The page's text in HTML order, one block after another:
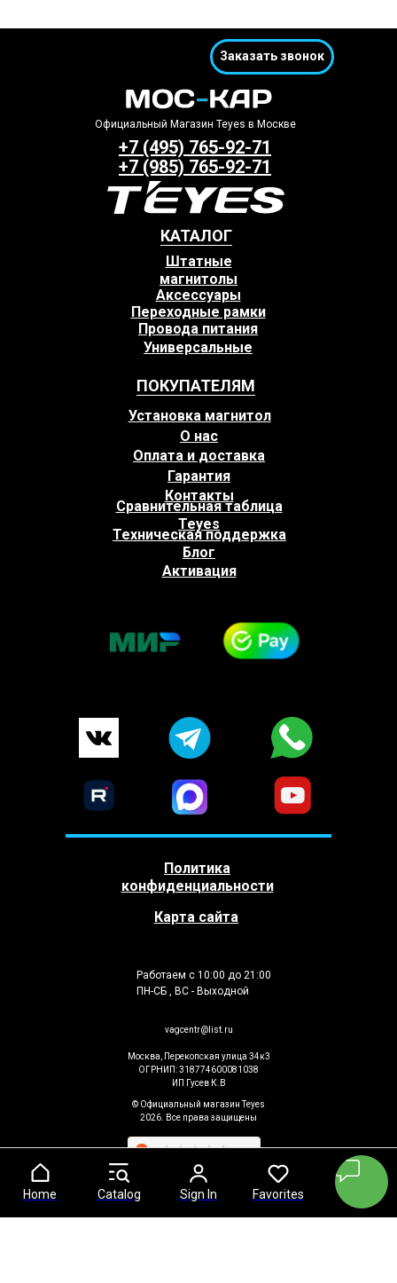
Home Catalog Sign In Favorites
Home Catalog Sign In Favorites
ПОКУПАТЕЛЯМ
КАТАЛОГ
+7 (495) 765-92-71
+7 (985) 765-92-71
Москва, Перекопская улица 34к3
ОГРНИП: 318774600081038
ИП Гусев К.В
vagcentr@list.ru
© Официальный магазин Teyes
2026. Все права защищены
Аксессуары
Провода питания
Штатные
магнитолы
Переходные рамки
Работаем с 10:00 до 21:00
ПН-СБ , ВС - Выходной
Заказать звонок
Официальный Магазин Teyes в Москве
Политика
конфиденциальности
Карта сайта
Универсальные
Установка магнитол
Контакты
Сравнительная таблица
Teyes
Блог
Техническая поддержка
Активация
Оплата и доставка
О нас
Гарантия